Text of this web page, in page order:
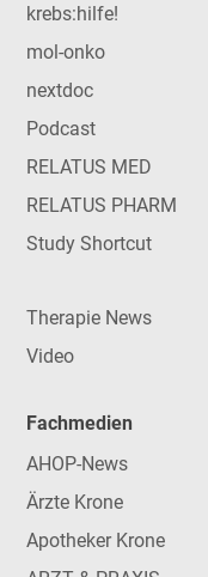
krebs:hilfe!
mol-onko
nextdoc
Podcast
RELATUS MED
RELATUS PHARM
Study Shortcut
Therapie News
Video
Fachmedien
AHOP-News
Ärzte Krone
Apotheker Krone